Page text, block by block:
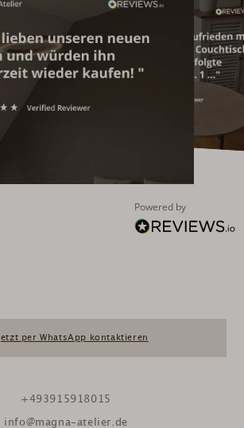
Powered by
Jetzt per WhatsApp kontaktieren
+493915918015
info@magna-atelier.de